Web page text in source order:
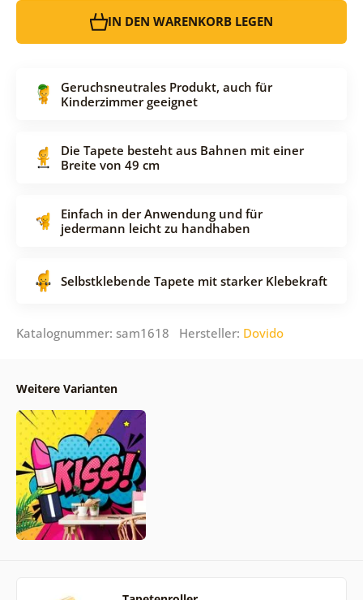
IN DEN WARENKORB LEGEN
Geruchsneutrales Produkt, auch für
Kinderzimmer geeignet
Die Tapete besteht aus Bahnen mit einer
Breite von 49 cm
Einfach in der Anwendung und für
jedermann leicht zu handhaben
Selbstklebende Tapete mit starker Klebekraft
Katalognummer: sam1618 Hersteller: Dovido
Weitere Varianten